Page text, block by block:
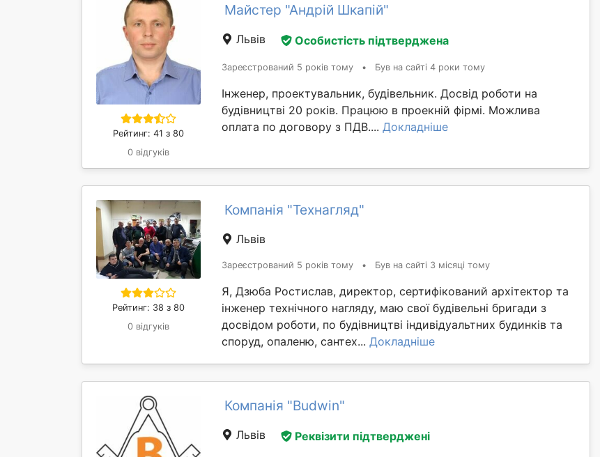
Рейтинг: 41 з 80
0 відгуків
Майстер "Андрій Шкапій"
Львів Особистість підтверджена
Зареєстрований 5 років тому • Був на сайті 4 роки тому
Інженер, проектувальник, будівельник. Досвід роботи на
будівництві 20 років. Працюю в проекній фірмі. Можлива
оплата по договору з ПДВ.... Докладніше
Рейтинг: 38 з 80
0 відгуків
Компанія "Технагляд"
Львів
Зареєстрований 5 років тому • Був на сайті 3 місяці тому
Я, Дзюба Ростислав, директор, сертифікований архітектор та
інженер технічного нагляду, маю свої будівельні бригади з
досвідом роботи, по будівництві індивідуальтних будинків та
споруд, опаленю, сантех... Докладніше
Компанія "Budwin"
Львів Реквізити підтверджені